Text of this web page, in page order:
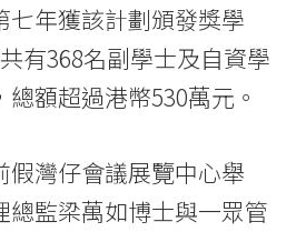
七年獲該計劃頒發獎學
有368名副學士及自資學
額超過港幣530萬元。
假灣仔會議展覽中心舉
總監梁萬如博士與一眾管